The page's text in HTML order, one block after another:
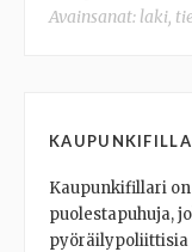
Avainsanat: laki,
Kaupunkifillari
puolestapuhuja,
pyöräilypoliittisia